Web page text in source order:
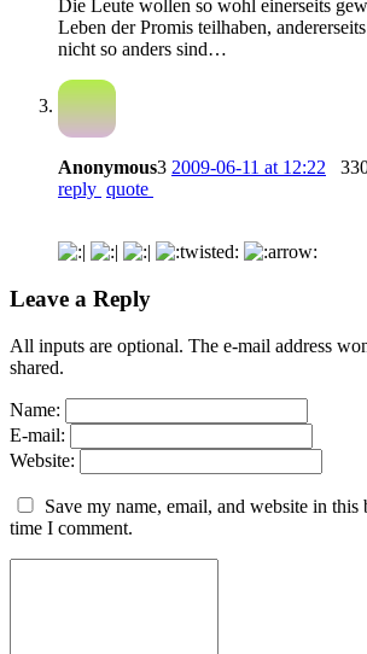
Die Leute wollen so wohl einerseits
Leben der Promis teilhaben,
nicht so anders sind…
Anonymous3 2009-06-11 at 12:22
reply quote
Leave a Reply
All inputs are optional. The e-mail address
shared.
Name:
E-mail:
Website:
Save my name, email, and website in
time I comment.